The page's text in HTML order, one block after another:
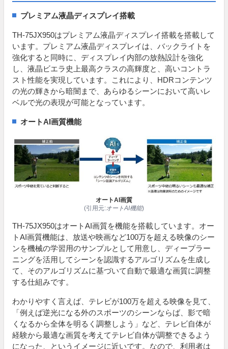
プレミアム液晶ディスプレイ搭載
TH-75JX950はプレミアム液晶ディスプレイ搭載を搭載して
います。プレミアム液晶ディスプレイは、バックライトを
強化すると同時に、ディスプレイ内部の放熱設計を強化
し、液晶ビエラ史上最高クラスの高輝度と、高いコントラ
スト性能を実現しています。これにより、HDRコンテンツ
の光の輝きから暗闇まで、あらゆるシーンにおいて高いレ
ベルで光の表現が可能となっています。
オートAI画質機能
オートAI画質
(引用元:オートAI機能)
TH-75JX950はオートAI画質を機能を搭載しています。オー
トAI画質機能は、放送や映画など100万を超える映像のシー
ンを機械の学習用のサンプルとして用意し、ディープラー
ニングを活用してシーンを認識するアルゴリズムを生成し
て、そのアルゴリズムに基づいて自動で最適な画質に調整
する仕組みです。
わかりやすく言えば、テレビが100万を超える映像を見て、
「例えば逆光になる外のスポーツのシーンならば、影で暗
くなるから全体を明るく調整しよう」など、テレビ自体が
経験から最適な画質を考えてテレビ自体が調整できるよう
になった、というイメージに近いです。なので、利用者は